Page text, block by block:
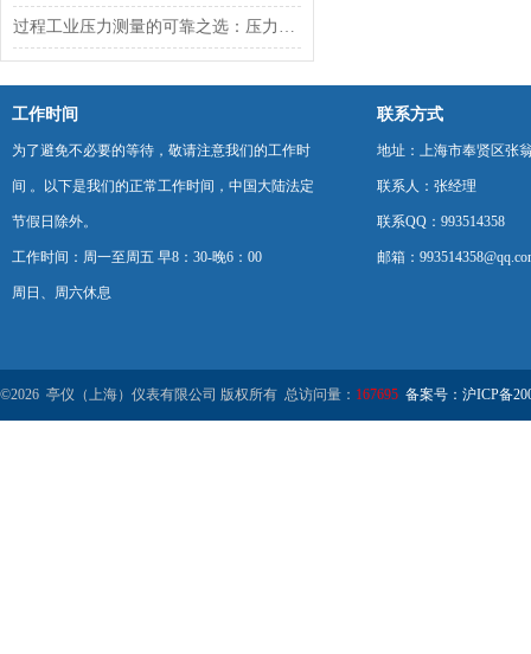
过程工业压力测量的可靠之选：压力变送器EJA430E选型要点解析
工作时间
为了避免不必要的等待，敬请注意我们的工作时
间 。以下是我们的正常工作时间，中国大陆法定
节假日除外。
工作时间：周一至周五 早8：30-晚6：00
周日、周六休息
联系方式
地址：上海市奉贤区张
联系人：张经理
联系QQ：993514358
邮箱：
©2026 亭仪（上海）仪表有限公司 版权所有 总访问量： 167695 备案号：沪ICP备